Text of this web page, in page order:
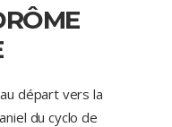
départ vers la
du cyclo de